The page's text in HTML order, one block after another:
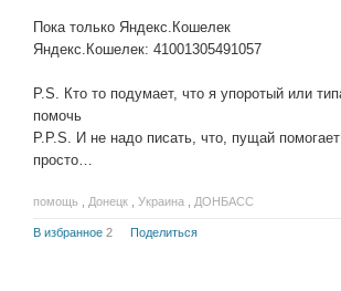
Пока только Яндекс.Кошелек
Яндекс.Кошелек: 41001305491057
P.S. Кто то подумает, что я упоротый или
помочь
P.P.S. И не надо писать, что, пущай
просто…
помощь Донецк Украина ДОНБАСС
В избранное 2 Поделиться